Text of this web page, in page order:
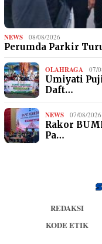
NEWS 08/08/2026
Perumda Parkir
OLAHRAGA 07/
Umiyati
Daft…
NEWS 07/08/2026
Rakor
Pa…
REDAKSI
KODE ETIK